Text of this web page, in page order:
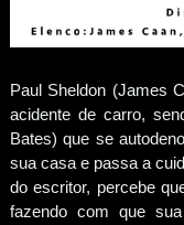
Paul Sheldon (James
acidente de carro,
Bates) que se
sua casa e passa a
do escritor, percebe
fazendo com que